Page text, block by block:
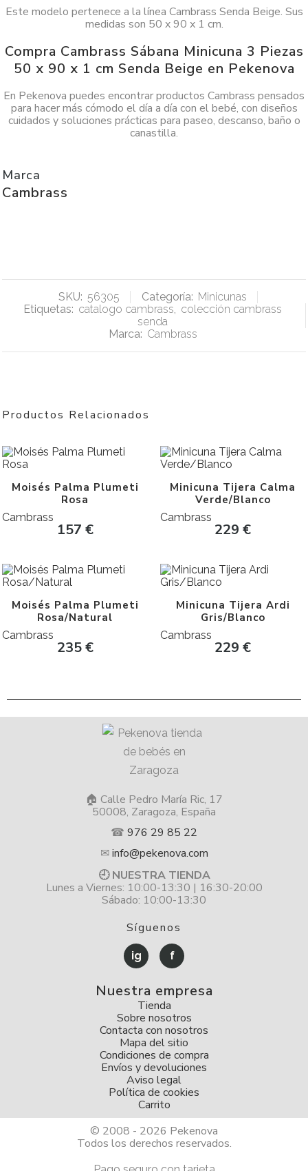
Este modelo pertenece a la línea Cambrass Senda Beige. Sus
medidas son 50 x 90 x 1 cm.
Compra Cambrass Sábana Minicuna 3 Piezas
50 x 90 x 1 cm Senda Beige en Pekenova
En Pekenova puedes encontrar productos Cambrass pensados
para hacer más cómodo el día a día con el bebé, con diseños
cuidados y soluciones prácticas para paseo, descanso, baño o
canastilla.
Marca
Cambrass
SKU: 56305 Categoría: Minicunas
Etiquetas: catalogo cambrass, colección cambrass
senda
Marca: Cambrass
Productos Relacionados
Moisés Palma Plumeti
Rosa
Cambrass
157 €
Minicuna Tijera Calma
Verde/Blanco
Cambrass
229€
Moisés Palma Plumeti
Rosa/Natural
Cambrass
235€
Minicuna Tijera Ardi
Gris/Blanco
Cambrass
229€
🏠 Calle Pedro María Ric, 17
50008, Zaragoza, España
☎ 976 29 85 22
✉info@pekenova.com
🕘 NUESTRA TIENDA
Lunes a Viernes: 10:00-13:30 | 16:30-20:00
Sábado: 10:00-13:30
Síguenos
ig f
Nuestra empresa
Tienda
Sobre nosotros
Contacta con nosotros
Mapa del sitio
Condiciones de compra
Envíos y devoluciones
Aviso legal
Política de cookies
Carrito
© 2008 - 2026 Pekenova
Todos los derechos reservados.